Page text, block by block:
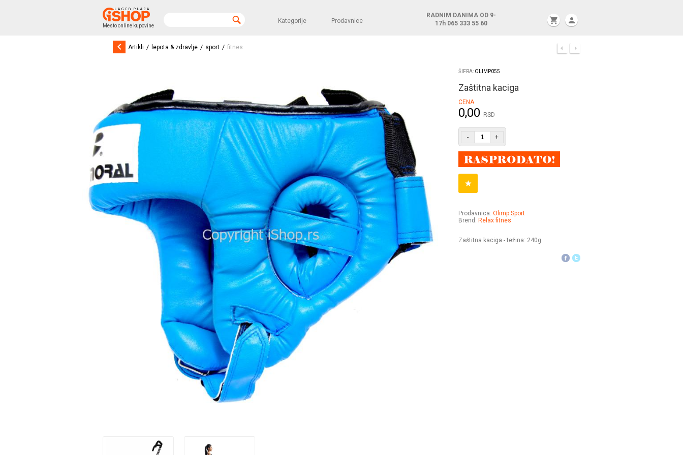
Mesto online kupovine
Kategorije Prodavnice
RADNIM DANIMA OD 9-
17h 065 333 55 60 shopping_cart person
keyboard_arrow_left Artikli / lepota & zdravlje / sport / fitnes
ŠIFRA: OLIMP055
Zaštitna kaciga
CENA
0,00 RSD
- +
Prodavnica: Olimp Sport
Brend: Relax fitnes
Zaštitna kaciga - težina: 240g